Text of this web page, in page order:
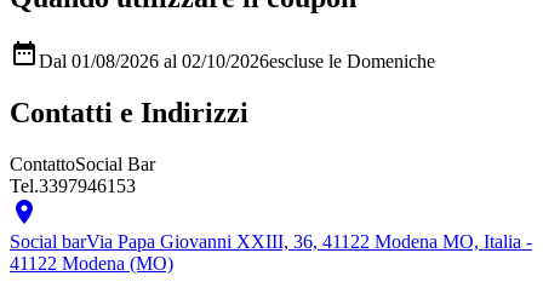
Dal 01/08/2026 al 02/10/2026escluse le Domeniche
Contatti e Indirizzi
ContattoSocial Bar
Tel.3397946153

Social barVia Papa Giovanni XXIII, 36, 41122 Modena MO, Italia -
41122 Modena (MO)